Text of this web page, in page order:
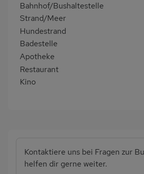
Bahnhof/Bushaltestelle
Strand/Meer
Hundestrand
Badestelle
Apotheke
Restaurant
Kino
Kontaktiere uns bei Fragen zur
helfen dir gerne weiter.